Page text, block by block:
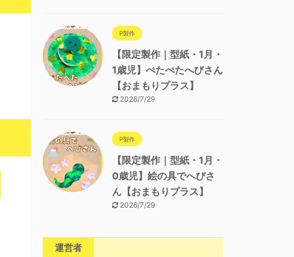
P製作
【限定製作｜型紙・1月・
1歳児】ぺたぺたへびさん
【おまもりプラス】
2026/7/29
P製作
【限定製作｜型紙・1月・
0歳児】絵の具でへびさ
ん【おまもりプラス】
2026/7/29
運営者